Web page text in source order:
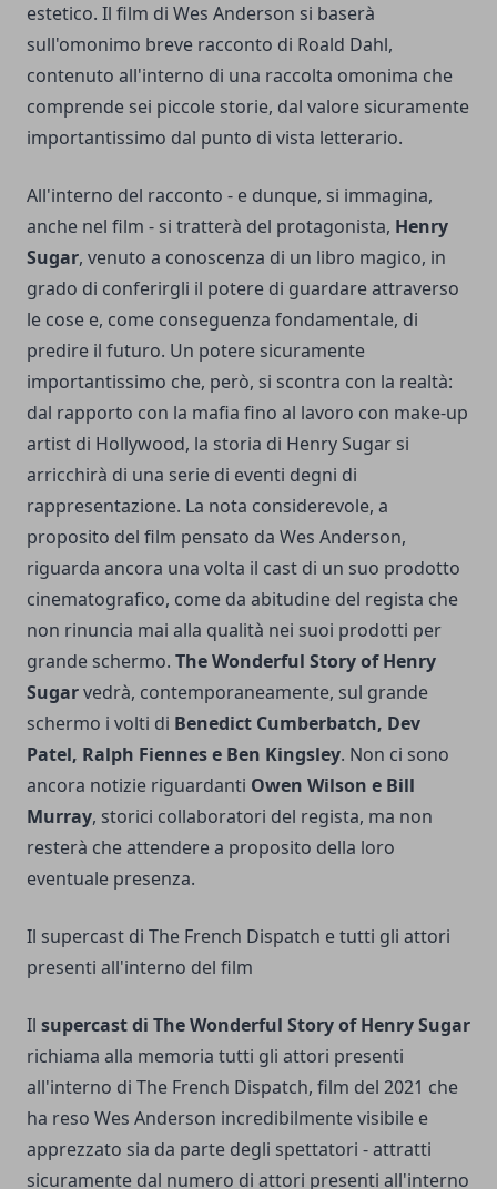
estetico. Il film di Wes Anderson si baserà
sull'omonimo breve racconto di Roald Dahl,
contenuto all'interno di una raccolta omonima che
comprende sei piccole storie, dal valore sicuramente
importantissimo dal punto di vista letterario.
All'interno del racconto - e dunque, si immagina,
anche nel film - si tratterà del protagonista, Henry
Sugar, venuto a conoscenza di un libro magico, in
grado di conferirgli il potere di guardare attraverso
le cose e, come conseguenza fondamentale, di
predire il futuro. Un potere sicuramente
importantissimo che, però, si scontra con la realtà:
dal rapporto con la mafia fino al lavoro con make-up
artist di Hollywood, la storia di Henry Sugar si
arricchirà di una serie di eventi degni di
rappresentazione. La nota considerevole, a
proposito del film pensato da Wes Anderson,
riguarda ancora una volta il cast di un suo prodotto
cinematografico, come da abitudine del regista che
non rinuncia mai alla qualità nei suoi prodotti per
grande schermo. The Wonderful Story of Henry
Sugarvedrà, contemporaneamente, sul grande
schermo i volti di Benedict Cumberbatch, Dev
Patel, Ralph Fiennese Ben Kingsley. Non ci sono
ancora notizie riguardanti Owen Wilson e Bill
Murray, storici collaboratori del regista, ma non
resterà che attendere a proposito della loro
eventuale presenza.
Il supercast di The French Dispatch e tutti gli attori
presenti all'interno del film
Il supercast di The Wonderful Story of Henry Sugar
richiama alla memoria tutti gli attori presenti
all'interno di The French Dispatch, film del 2021 che
ha reso Wes Anderson incredibilmente visibile e
apprezzato sia da parte degli spettatori - attratti
sicuramente dal numero di attori presenti all'interno